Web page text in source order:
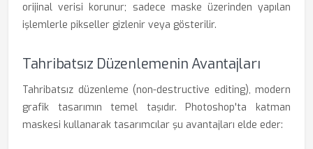
orijinal verisi korunur; sadece maske üzerinden yapılan
işlemlerle pikseller gizlenir veya gösterilir.
Tahribatsız Düzenlemenin Avantajları
Tahribatsız düzenleme (non-destructive editing), modern
grafik tasarımın temel taşıdır. Photoshop'ta katman
maskesi kullanarak tasarımcılar şu avantajları elde eder: